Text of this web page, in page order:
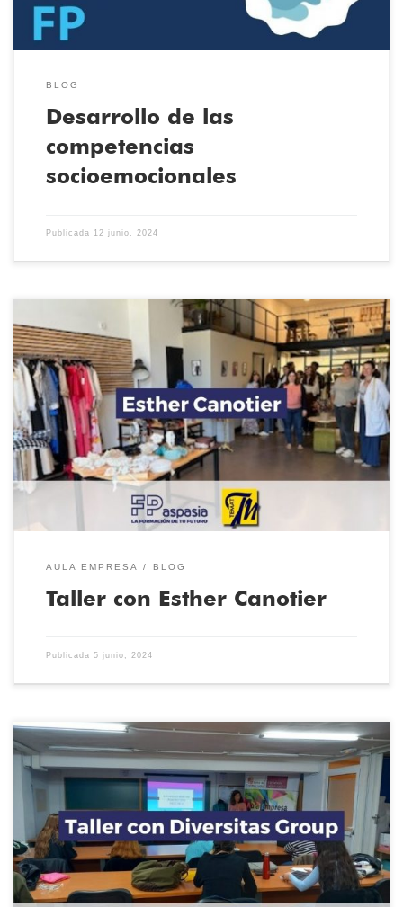
BLOG
Desarrollo de las
competencias
socioemocionales
Publicada 12 junio, 2024
Los alumnos de Patronaje y Moda de la Escuela Técnica de Moda
han podido acudir al taller de Alta Costura de Esther Canotier.
Hemos aprendido cuáles son los procesos de creación de los
looks hechos a medida, desde su concepción hasta su ejecución.
Prendas y tocados hechos a medida y […]
AULA EMPRESA BLOG
Taller con Esther Canotier
Publicada 5 junio, 2024
Hoy, 30 de abril, los alumnos de la Escuela Técnica de Moda
Temat han participado en un taller sobre la igualdad de
oportunidades en el ámbito laboral. Los jóvenes han
comprendido cómo el techo de cristal, ese conjunto de normas y
condiciones no escritas en el interior de las organizaciones, […]